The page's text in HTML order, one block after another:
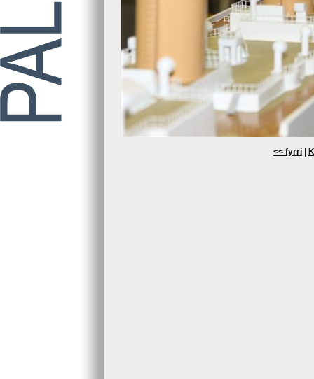
<< fyrri